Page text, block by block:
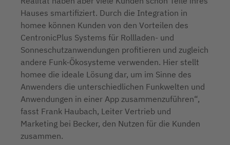
Hauses smartifiziert. Durch die Integration in
homee können Kunden von den Vorteilen des
CentronicPlus Systems für Rollladen- und
Sonneschutzanwendungen profitieren und zugleich
andere Funk-Ökosysteme verwenden. Hier stellt
homee die ideale Lösung dar, um im Sinne des
Anwenders die unterschiedlichen Funkwelten und
Anwendungen in einer App zusammenzuführen“,
fasst Frank Haubach, Leiter Vertrieb und
Marketing bei Becker, den Nutzen für die Kunden
zusammen.